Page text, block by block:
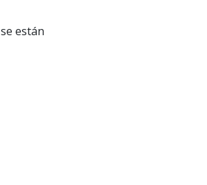
están